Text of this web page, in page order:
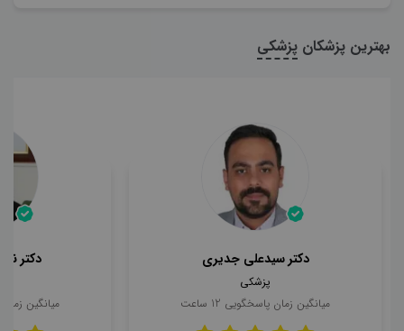
بهترین پزشکان پزشکی
دکتر سیدعلی جدیری
پزشکی
میانگین زمان پاسخگویی 12 ساعت
دکتر
میانگین